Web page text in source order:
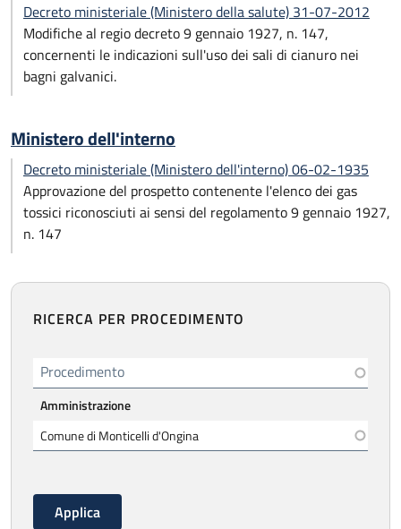
Decreto ministeriale (Ministero della salute) 31-07-2012
Modifiche al regio decreto 9 gennaio 1927, n. 147,
concernenti le indicazioni sull'uso dei sali di cianuro nei
bagni galvanici.
Ministero dell'interno
Decreto ministeriale (Ministero dell'interno) 06-02-1935
Approvazione del prospetto contenente l'elenco dei gas
tossici riconosciuti ai sensi del regolamento 9 gennaio 1927,
n. 147
RICERCA PER PROCEDIMENTO
Procedimento
Amministrazione